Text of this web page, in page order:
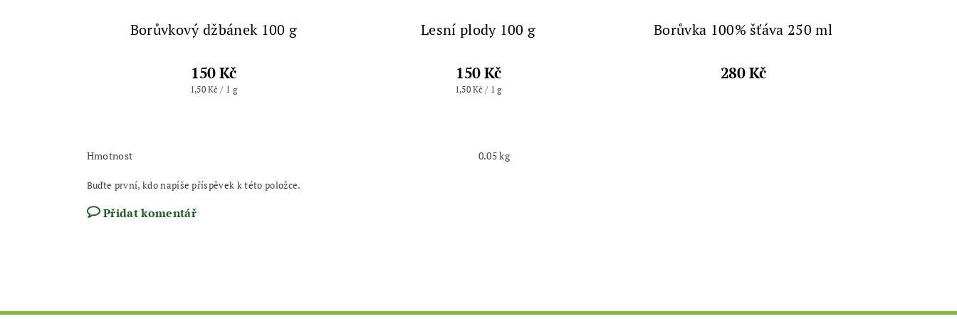
Borůvkový džbánek 100 g
150 Kč
1,50 Kč / 1 g
Lesní plody 100 g
150 Kč
1,50 Kč / 1 g
Borůvka 100% šťáva 250 ml
280 Kč
Hmotnost 0.05 kg
Buďte první, kdo napíše příspěvek k této položce.
Přidat komentář